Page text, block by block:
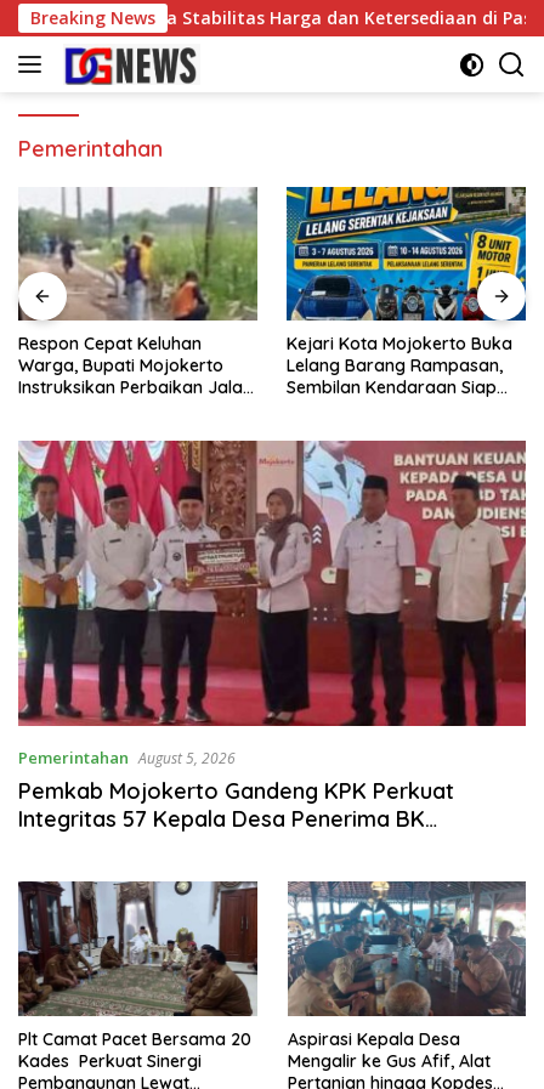
Skip
to
content
Breaking NewsJaga Stabilitas Harga dan Ketersediaan di Pasar
Pemerintahan
Cepat Keluhan
Bupati Mojokerto
Perbaikan Jalan
Kejari Kota Mojokerto Buka
Lelang Barang Rampasan,
Sembilan Kendaraan Siap
Pemerintahan August 5, 2026
Pemkab Mojokerto Gandeng KPK Perkuat
Integritas 57 Kepala Desa Penerima BK
Plt Camat Pacet Bersama 20
Kades Perkuat Sinergi
Pembangunan Lewat
Aspirasi Kepala Desa
Mengalir ke Gus Afif, Alat
Pertanian hingga Kopdes